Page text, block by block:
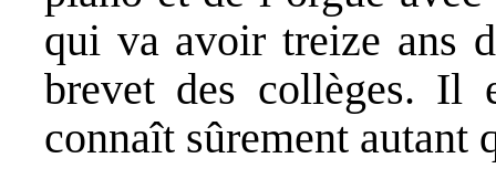
qui va avoir treize ans
brevet des collèges. Il
connaît sûrement